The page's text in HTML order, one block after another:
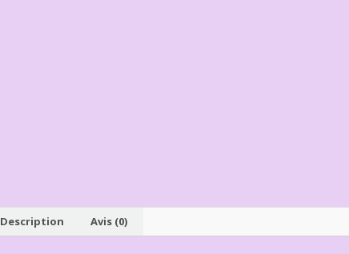
Description Avis (0)